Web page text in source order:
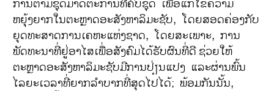
ຫຍຸ້ງຍາກໃນຕະຫຼາດອະສັງຫາລິມະຊັບ, ໂດຍສອດຄ່ອງກັບ
ຍຸດທະສາດການເຄຫະແຫ່ງຊາດ, ໂດຍສະເພາະ, ການ
ພັດທະນາທີ່ຢູ່ອາໄສເພື່ອສັງຄົມໄດ້ຮັບຜົນທີ່ດີຊ່ວຍໃຫ້
ຕະຫຼາດອະສັງຫາລິມະຊັບມີການປ່ຽນແປງ ແລະຜ່ານພົ້ນ
ໄລຍະເວລາທີ່ຍາກລຳບາກທີ່ສຸດໄປໄດ້; ພ້ອມກັນນັ້ນ,